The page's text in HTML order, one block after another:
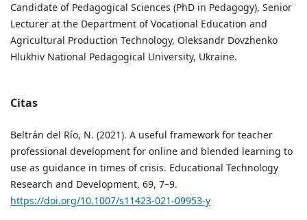
Candidate of Pedagogical Sciences (PhD in Pedagogy), Senior
Lecturer at the Department of Vocational Education and
Agricultural Production Technology, Oleksandr Dovzhenko
Hlukhiv National Pedagogical University, Ukraine.
Citas
Beltrán del Río, N. (2021). A useful framework for teacher
professional development for online and blended learning to
use as guidance in times of crisis. Educational Technology
Research and Development, 69, 7–9.
https://doi.org/10.1007/s11423-021-09953-y